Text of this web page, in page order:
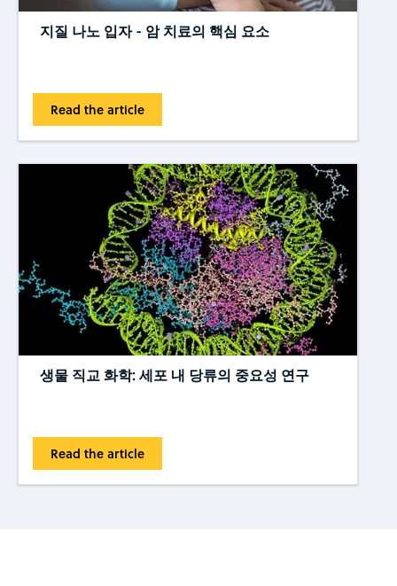
지질 나노 입자 - 암 치료의 핵심 요소
Read the article
생물 직교 화학: 세포 내 당류의 중요성 연구
Read the article